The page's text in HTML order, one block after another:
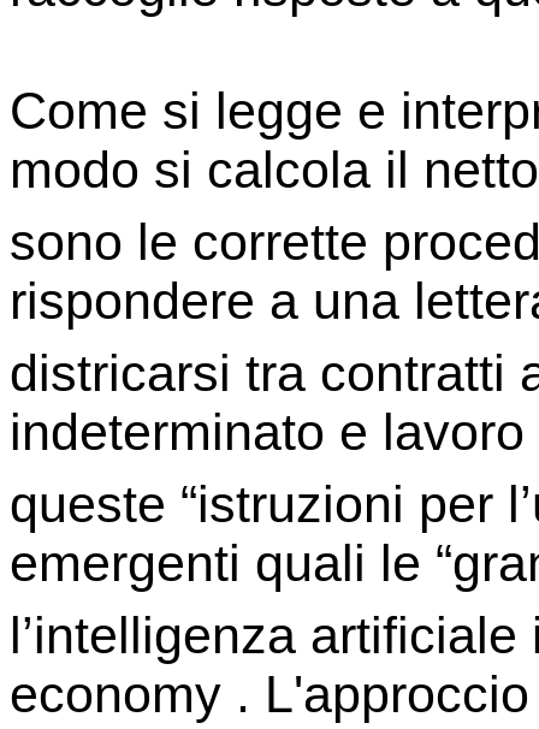
Come si legge e
modo si calcola il
sono le corrette
rispondere a una
districarsi tra contratti
indeterminato e
queste “istruzioni per
emergenti quali le
l’intelligenza
economy .